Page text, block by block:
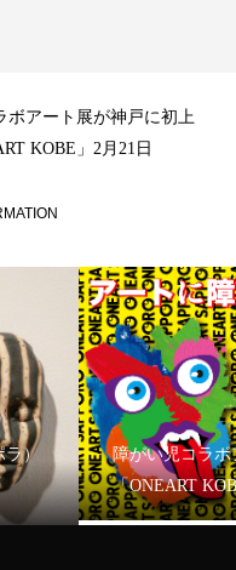
ボアート展が神戸に初上
KOBE」2月21日
ラ）
障がい児コラ
「ONEART